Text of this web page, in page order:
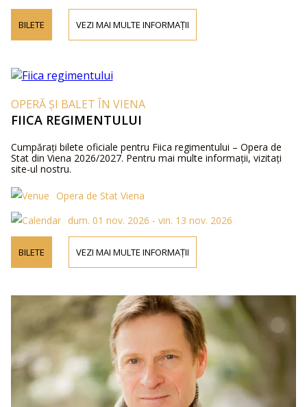
BILETE VEZI MAI MULTE INFORMAȚII
OPERĂ ȘI BALET ÎN VIENA
FIICA REGIMENTULUI
Cumpărați bilete oficiale pentru Fiica regimentului – Opera de
Stat din Viena 2026/2027. Pentru mai multe informații, vizitați
site-ul nostru.
Opera de Stat Viena
dum. 01 nov. 2026 - vin. 13 nov. 2026
BILETE VEZI MAI MULTE INFORMAȚII